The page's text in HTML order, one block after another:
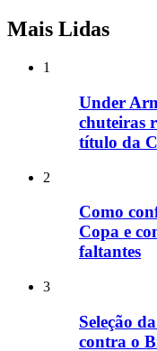
Mais Lidas
1
Under
chuteiras
título da
2
Como
Copa e
faltantes
3
Seleção
contra o